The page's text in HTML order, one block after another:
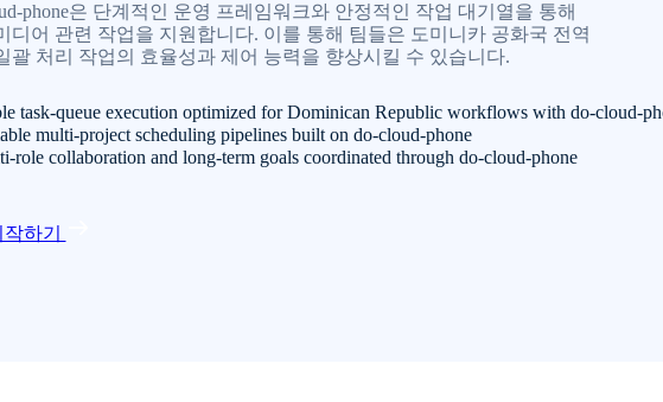
phone은 단계적인 운영 프레임워크와 안정적인 작업 대기열을 통해
디어 관련 작업을 지원합니다. 이를 통해 팀들은 도미니카 공화국 전역
괄 처리 작업의 효율성과 제어 능력을 향상시킬 수 있습니다.
task-queue execution optimized for Dominican Republic workflows with do-cloud-
multi-project scheduling pipelines built on do-cloud-phone
role collaboration and long-term goals coordinated through do-cloud-phone
하기